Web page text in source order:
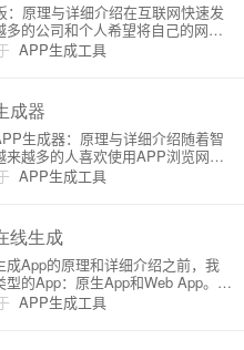
APP生成工具
：原理与详细介绍在互联网快速发
多的公司和个人希望将自己的网站
，以便为用户提供便捷的移动端
下，网站生成APP模板成为了一种
识。
成器
APP生成工具
生成器：原理与详细介绍随着智
来越多的人喜欢使用APP浏览网页
将一个传统的网站转化成移动应
来越重要。今天我们将介绍关于网
线生成
APP生成工具
成App的原理和详细介绍之前，我
型的App：原生App和Web App。原
系统（如iOS或Android）设计并
备上的应用程序。相比之下，Web